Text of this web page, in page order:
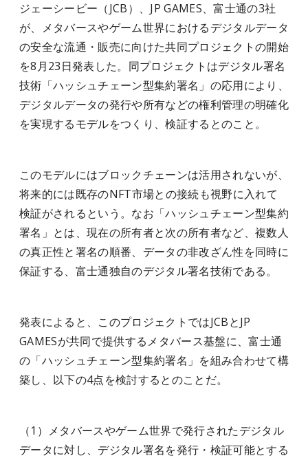
ジェーシービー（JCB）、JP GAMES、富士通の3社
が、メタバースやゲーム世界におけるデジタルデータ
の安全な流通・販売に向けた共同プロジェクトの開始
を8月23日発表した。同プロジェクトはデジタル署名
技術「ハッシュチェーン型集約署名」の応用により、
デジタルデータの発行や所有などの権利管理の明確化
を実現するモデルをつくり、検証するとのこと。
このモデルにはブロックチェーンは活用されないが、
将来的には既存のNFT市場との接続も視野に入れて
検証がされるという。なお「ハッシュチェーン型集約
署名」とは、現在の所有者と次の所有者など、複数人
の真正性と署名の順番、データの非改ざん性を同時に
保証する、富士通独自のデジタル署名技術である。
発表によると、このプロジェクトではJCBとJP
GAMESが共同で提供するメタバース基盤に、富士通
の「ハッシュチェーン型集約署名」を組み合わせて構
築し、以下の4点を検討するとのことだ。
（1）メタバースやゲーム世界で発行されたデジタル
データに対し、デジタル署名を発行・検証可能とする